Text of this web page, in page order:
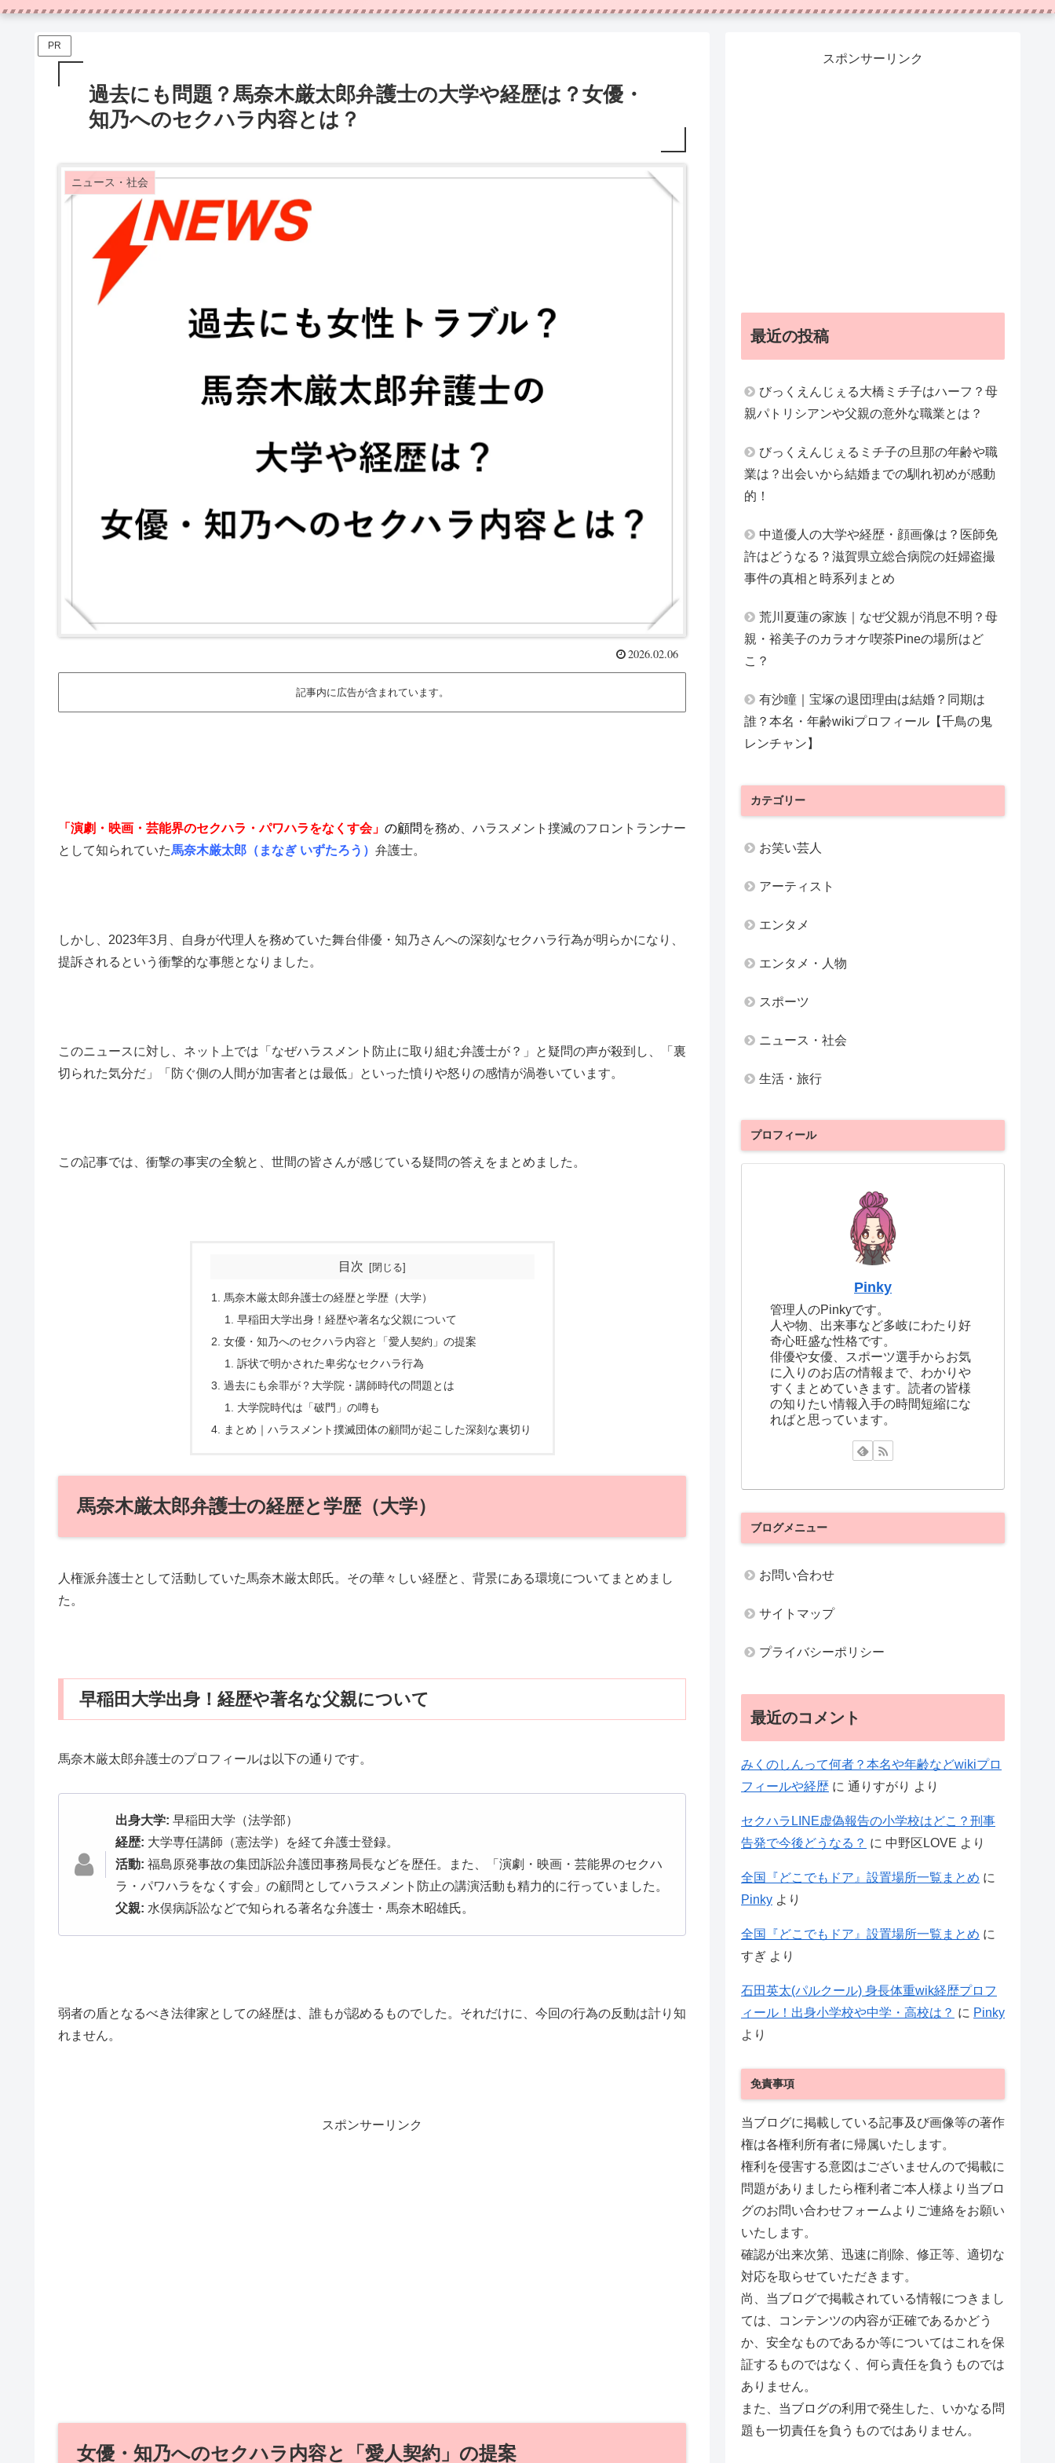
PR
過去にも問題？馬奈木厳太郎弁護士の大学や経歴は？女優・
知乃へのセクハラ内容とは？
ニュース・社会
2026.02.06
記事内に広告が含まれています。
「演劇・映画・芸能界のセクハラ・パワハラをなくす会」 の顧問 を務め、ハラスメント撲滅のフロントランナー
として知られていた馬奈木厳太郎（まなぎ いずたろう） 弁護士。
しかし、2023年3月、自身が代理人を務めていた舞台俳優・知乃さんへの深刻なセクハラ行為が明らかになり、
提訴されるという衝撃的な事態となりました。
このニュースに対し、ネット上では「なぜハラスメント防止に取り組む弁護士が？」と疑問の声が殺到し、「裏
切られた気分だ」「防ぐ側の人間が加害者とは最低」といった憤りや怒りの感情が渦巻いています。
この記事では、衝撃の事実の全貌と、世間の皆さんが感じている疑問の答えをまとめました。
目次
馬奈木厳太郎弁護士の経歴と学歴（大学）
早稲田大学出身！経歴や著名な父親について
女優・知乃へのセクハラ内容と「愛人契約」の提案
訴状で明かされた卑劣なセクハラ行為
過去にも余罪が？大学院・講師時代の問題とは
大学院時代は「破門」の噂も
まとめ｜ハラスメント撲滅団体の顧問が起こした深刻な裏切り
馬奈木厳太郎弁護士の経歴と学歴（大学）
人権派弁護士として活動していた馬奈木厳太郎氏。その華々しい経歴と、背景にある環境についてまとめまし
た。
早稲田大学出身！経歴や著名な父親について
馬奈木厳太郎弁護士のプロフィールは以下の通りです。
出身大学: 早稲田大学（法学部）
経歴: 大学専任講師（憲法学）を経て弁護士登録。
活動: 福島原発事故の集団訴訟弁護団事務局長などを歴任。また、「演劇・映画・芸能界のセクハ
ラ・パワハラをなくす会」の顧問としてハラスメント防止の講演活動も精力的に行っていました。
父親: 水俣病訴訟などで知られる著名な弁護士・馬奈木昭雄氏。
弱者の盾となるべき法律家としての経歴は、誰もが認めるものでした。それだけに、今回の行為の反動は計り知
れません。
スポンサーリンク
女優・知乃へのセクハラ内容と「愛人契約」の提案
スポンサーリンク
最近の投稿
びっくえんじぇる大橋ミチ子はハーフ？母
親パトリシアンや父親の意外な職業とは？
びっくえんじぇるミチ子の旦那の年齢や職
業は？出会いから結婚までの馴れ初めが感動
的！
中道優人の大学や経歴・顔画像は？医師免
許はどうなる？滋賀県立総合病院の妊婦盗撮
事件の真相と時系列まとめ
荒川夏蓮の家族｜なぜ父親が消息不明？母
親・裕美子のカラオケ喫茶Pineの場所はど
こ？
有沙瞳｜宝塚の退団理由は結婚？同期は
誰？本名・年齢wikiプロフィール【千鳥の鬼
レンチャン】
カテゴリー
お笑い芸人
アーティスト
エンタメ
エンタメ・人物
スポーツ
ニュース・社会
生活・旅行
プロフィール
Pinky
管理人のPinkyです。
人や物、出来事など多岐にわたり好
奇心旺盛な性格です。
俳優や女優、スポーツ選手からお気
に入りのお店の情報まで、わかりや
すくまとめていきます。読者の皆様
の知りたい情報入手の時間短縮にな
ればと思っています。
ブログメニュー
お問い合わせ
サイトマップ
プライバシーポリシー
最近のコメント
みくのしんって何者？本名や年齢などwikiプロ
フィールや経歴 に 通りすがり より
セクハラLINE虚偽報告の小学校はどこ？刑事
告発で今後どうなる？ に 中野区LOVE より
全国『どこでもドア』設置場所一覧まとめ に
Pinky より
全国『どこでもドア』設置場所一覧まとめ に
すぎ より
石田英太(パルクール) 身長体重wik経歴プロフ
ィール！出身小学校や中学・高校は？ に Pinky
より
免責事項
当ブログに掲載している記事及び画像等の著作
権は各権利所有者に帰属いたします。
権利を侵害する意図はございませんので掲載に
問題がありましたら権利者ご本人様より当ブロ
グのお問い合わせフォームよりご連絡をお願い
いたします。
確認が出来次第、迅速に削除、修正等、適切な
対応を取らせていただきます。
尚、当ブログで掲載されている情報につきまし
ては、コンテンツの内容が正確であるかどう
か、安全なものであるか等についてはこれを保
証するものではなく、何ら責任を負うものでは
ありません。
また、当ブログの利用で発生した、いかなる問
題も一切責任を負うものではありません。